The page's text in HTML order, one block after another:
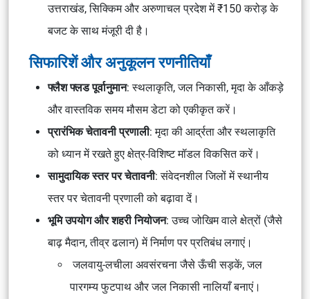
उत्तराखंड, सिक्किम और अरुणाचल प्रदेश में ₹150 करोड़ के
बजट के साथ मंजूरी दी है।
सिफारिशें और अनुकूलन रणनीतियाँ
फ्लैश फ्लड पूर्वानुमान: स्थलाकृति, जल निकासी, मृदा के आँकड़े
और वास्तविक समय मौसम डेटा को एकीकृत करें।
प्रारंभिक चेतावनी प्रणाली: मृदा की आर्द्रता और स्थलाकृति
को ध्यान में रखते हुए क्षेत्र-विशिष्ट मॉडल विकसित करें।
सामुदायिक स्तर पर चेतावनी: संवेदनशील जिलों में स्थानीय
स्तर पर चेतावनी प्रणाली को बढ़ावा दें।
भूमि उपयोग और शहरी नियोजन: उच्च जोखिम वाले क्षेत्रों (जैसे
बाढ़ मैदान, तीव्र ढलान) में निर्माण पर प्रतिबंध लगाएं।
जलवायु-लचीला अवसंरचना जैसे ऊँची सड़कें, जल
पारगम्य फुटपाथ और जल निकासी नालियाँ बनाएं।